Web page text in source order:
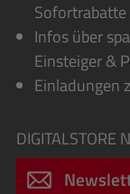
Sofortrabatte
Infos über
Einsteiger &
Einladungen
DIGITALSTORE